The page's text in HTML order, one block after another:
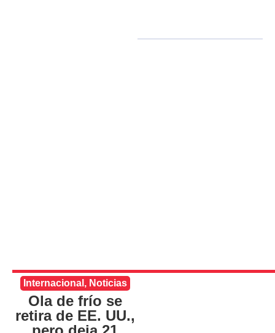
Internacional , Noticias
Ola de frío se
retira de EE. UU.,